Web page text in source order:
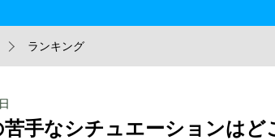
ランキング
手なシチュエーションは